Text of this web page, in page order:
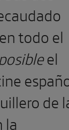
todo el
el
de
la